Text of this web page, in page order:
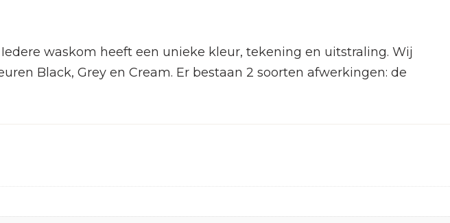
waskom heeft een unieke kleur, tekening en uitstraling. Wij
Black, Grey en Cream. Er bestaan 2 soorten afwerkingen: de